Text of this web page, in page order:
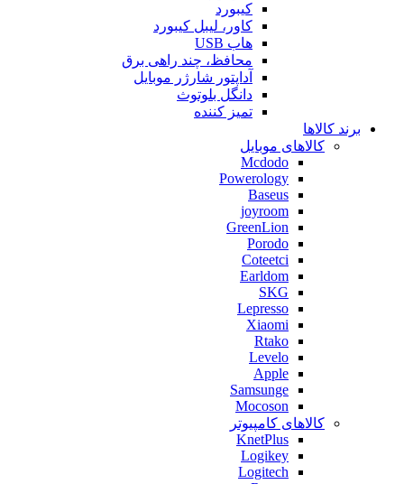
کیبورد
کاور، لیبل کیبورد
هاب USB
محافظ، چند راهی برق
آداپتور شارژر موبایل
دانگل بلوتوث
تمیز کننده
برند کالاها
کالاهای موبایل
Mcdodo
Powerology
Baseus
joyroom
GreenLion
Porodo
Coteetci
Earldom
SKG
Lepresso
Xiaomi
Rtako
Levelo
Apple
Samsunge
Mocoson
کالاهای کامپیوتر
KnetPlus
Logikey
Logitech